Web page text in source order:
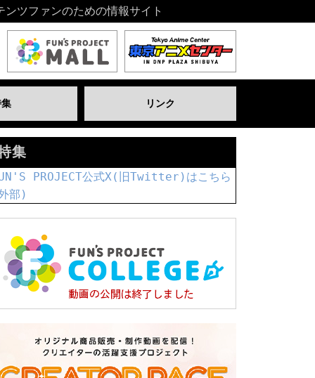
ツファンのための情報サイト
リンク
集
PROJECT公式X(旧Twitter)はこちら
部)